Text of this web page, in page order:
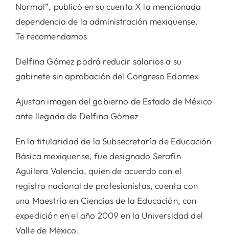
Normal”, publicó en su cuenta X la mencionada
dependencia de la administración mexiquense.
Te recomendamos
Delfina Gómez podrá reducir salarios a su
gabinete sin aprobación del Congreso Edomex
Ajustan imagen del gobierno de Estado de México
ante llegada de Delfina Gómez
En la titularidad de la Subsecretaría de Educación
Básica mexiquense, fue designado Serafín
Aguilera Valencia, quien de acuerdo con el
registro nacional de profesionistas, cuenta con
una Maestría en Ciencias de la Educación, con
expedición en el año 2009 en la Universidad del
Valle de México.